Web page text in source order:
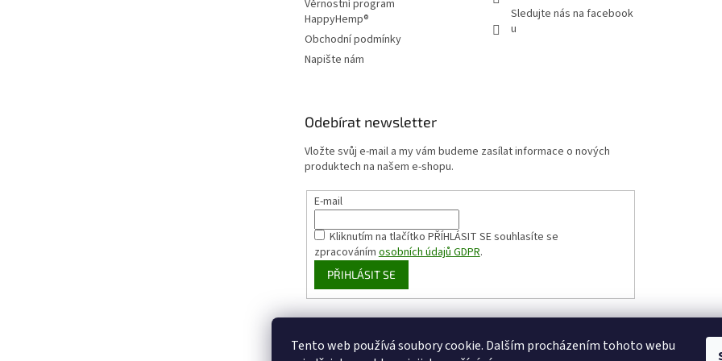
Tento web používá soubory cookie. Dalším procházením tohoto webu
Věrnostní program
HappyHemp®
Obchodní podmínky
Napište nám
Sledujte nás na facebook
u
Odebírat newsletter
Vložte svůj e-mail a my vám budeme zasílat informace o nových
produktech na našem e-shopu.
E-mail
Kliknutím na tlačítko PŘÍHLÁSIT SEsouhlasíte se
zpracovánímosobních údajů GDPR.
PŘIHLÁSIT SE
HappyCoffee Shoptet.cz Sportovní výživa zizaly.com